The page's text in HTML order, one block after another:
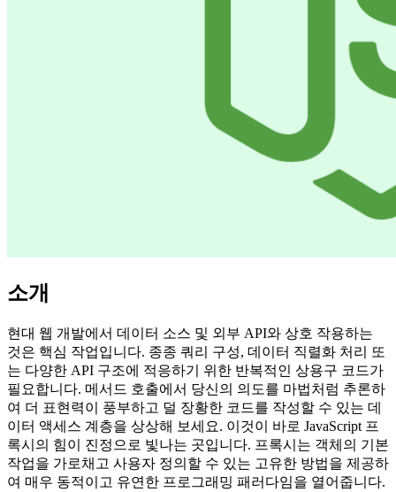
소개
현대 웹 개발에서 데이터 소스 및 외부 API와 상호 작용하는
것은 핵심 작업입니다. 종종 쿼리 구성, 데이터 직렬화 처리 또
는 다양한 API 구조에 적응하기 위한 반복적인 상용구 코드가
필요합니다. 메서드 호출에서 당신의 의도를 마법처럼 추론하
여 더 표현력이 풍부하고 덜 장황한 코드를 작성할 수 있는 데
이터 액세스 계층을 상상해 보세요. 이것이 바로 JavaScript 프
록시의 힘이 진정으로 빛나는 곳입니다. 프록시는 객체의 기본
작업을 가로채고 사용자 정의할 수 있는 고유한 방법을 제공하
여 매우 동적이고 유연한 프로그래밍 패러다임을 열어줍니다.